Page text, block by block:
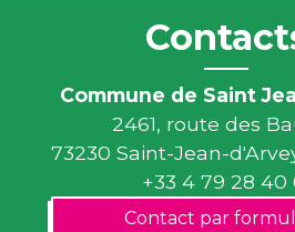
Commune de Saint
2461, route des
73230 Saint-Jean-
+33 4 79 28 40
Contact par